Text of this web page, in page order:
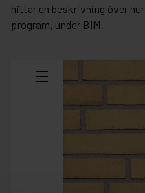
hittar en beskrivning över
program, under BIM.